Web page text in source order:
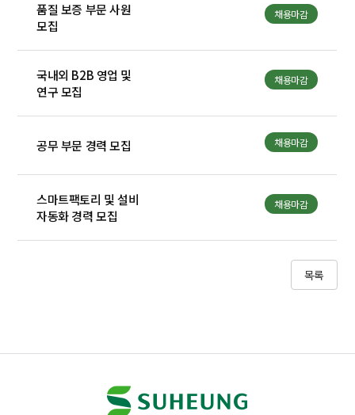
품질 보증 부문 사원
모집
채용마감
국내외 B2B 영업 및
연구 모집
채용마감
공무 부문 경력 모집 채용마감
스마트팩토리 및 설비
자동화 경력 모집
채용마감
목록